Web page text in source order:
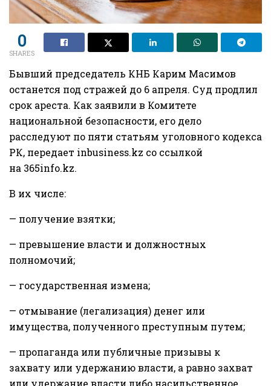
0
SHARES
Бывший председатель КНБ Карим Масимов
останется под стражей до 6 апреля. Суд продлил
срок ареста. Как заявили в Комитете
национальной безопасности, его дело
расследуют по пяти статьям уголовного кодекса
РК, передает inbusiness.kz со ссылкой
на 365info.kz.
В их числе:
— получение взятки;
— превышение власти и должностных
полномочий;
— государственная измена;
— отмывание (легализация) денег или
имущества, полученного преступным путем;
— пропаганда или публичные призывы к
захвату или удержанию власти, а равно захват